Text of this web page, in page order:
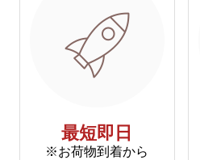
最短即日
※お荷物到着から